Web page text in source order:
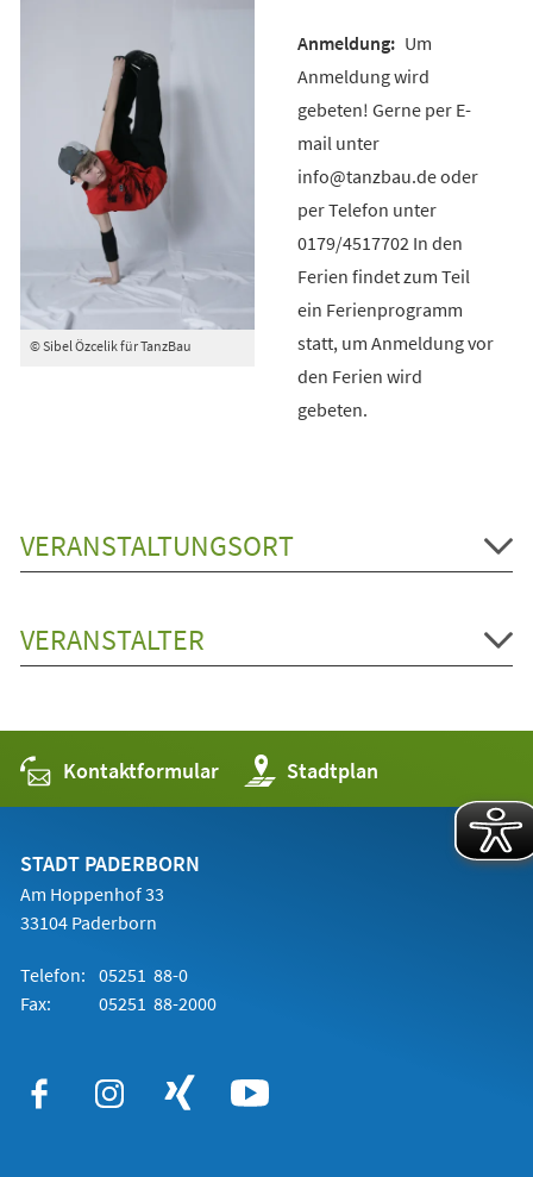
© Sibel Özcelik für TanzBau
Um
Anmeldung wird
gebeten! Gerne per E-
mail unter
info@tanzbau.de oder
per Telefon unter
0179/4517702 In den
Ferien findet zum Teil
ein Ferienprogramm
statt, um Anmeldung vor
den Ferien wird
gebeten.
VERANSTALTUNGSORT
VERANSTALTER
Kontaktformular Stadtplan
(Öffnet
in
einem
STADT PADERBORN
Am Hoppenhof 33
33104 Paderborn
Telefon: 05251 88-0
Fax:
05251 88-2000